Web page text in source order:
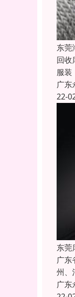
东莞
回收
服装
广东
22-
东莞
广东
州
广东